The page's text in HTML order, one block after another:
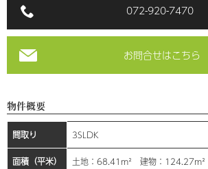
072-920-7470
お問合せはこちら
物件概要
間取り 3SLDK
面積（平米） 土地：68.41m² 建物：124.27m²